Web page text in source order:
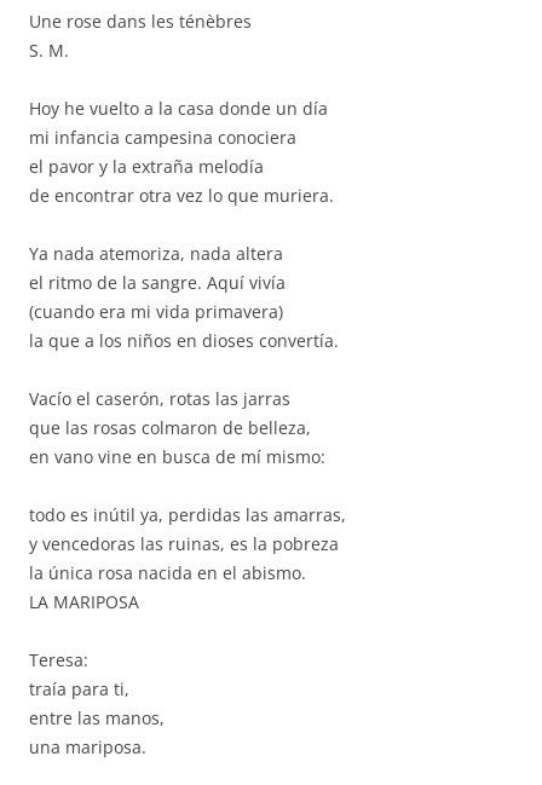
Une rose dans les ténèbres
S. M.
Hoy he vuelto a la casa donde un día
mi infancia campesina conociera
el pavor y la extraña melodía
de encontrar otra vez lo que muriera.
Ya nada atemoriza, nada altera
el ritmo de la sangre. Aquí vivía
(cuando era mi vida primavera)
la que a los niños en dioses convertía.
Vacío el caserón, rotas las jarras
que las rosas colmaron de belleza,
en vano vine en busca de mí mismo:
todo es inútil ya, perdidas las amarras,
y vencedoras las ruinas, es la pobreza
la única rosa nacida en el abismo.
LA MARIPOSA
Teresa:
traía para ti,
entre las manos,
una mariposa.